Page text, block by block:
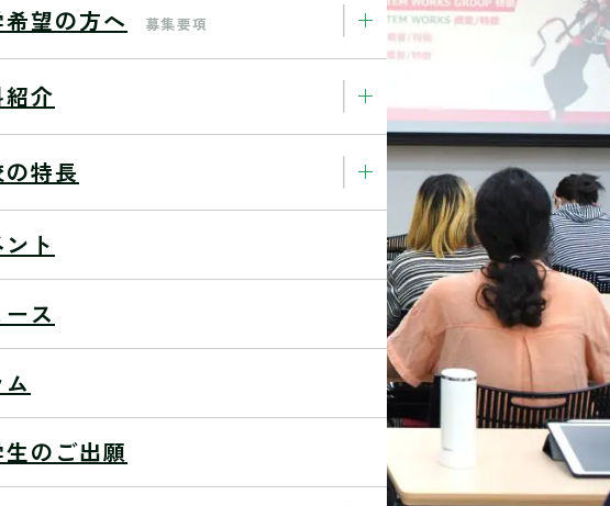
望の方へ 募集要項
介
特長
ト
ス
のご出願